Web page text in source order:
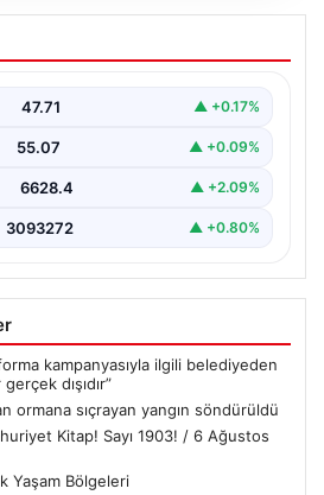
alandan ormana
söndürüldü
Alındı", "content": "Tunceli’nin
47.71 ▲ +0.17%
55.07 ▲ +0.09%
6628.4 ▲ +2.09%
3093272 ▲ +0.80%
kampanyasıyla ilgili belediyeden
dışıdır”
ormana sıçrayan yangın söndürüldü
Kitap! Sayı 1903! / 6 Ağustos
Yaşam Bölgeleri